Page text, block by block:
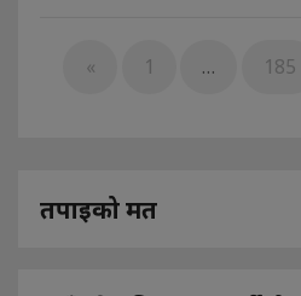
« 1 … 185
तपाइको मत